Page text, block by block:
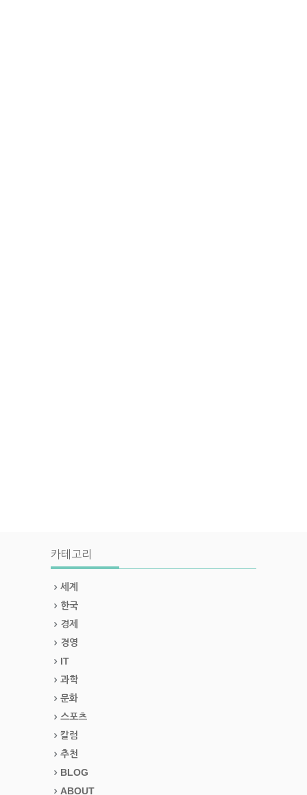
카테고리
세계
한국
경제
경영
IT
과학
문화
스포츠
칼럼
추천
BLOG
ABOUT